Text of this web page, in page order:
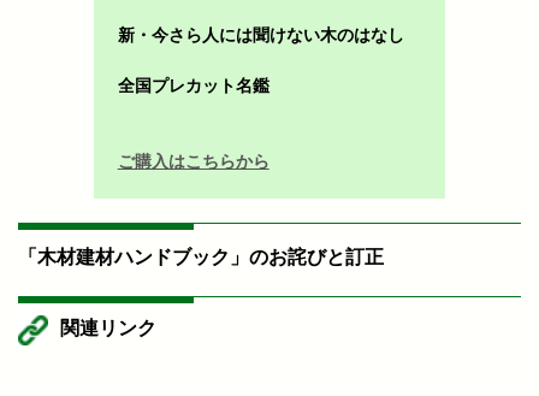
新・今さら人には聞けない木のはなし
全国プレカット名鑑
ご購入はこちらから
「木材建材ハンドブック」のお詫びと訂正
関連リンク